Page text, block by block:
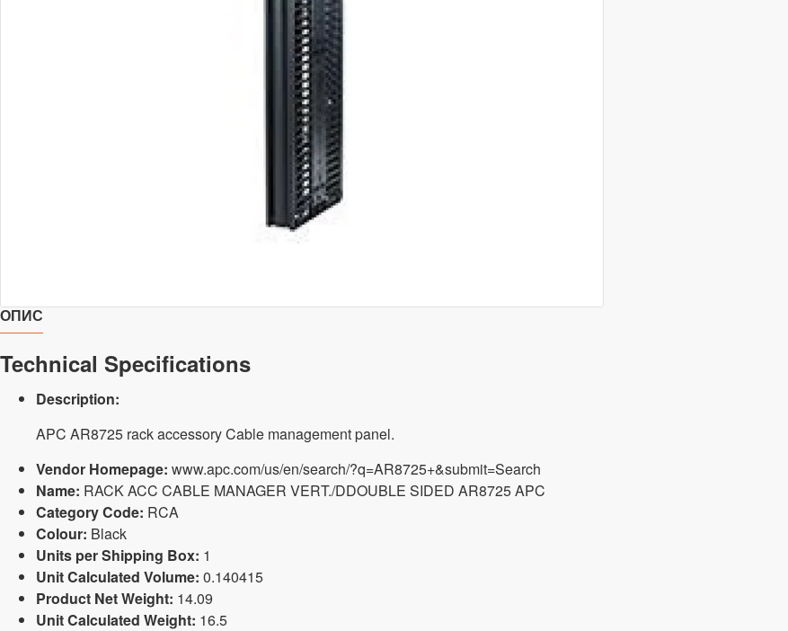
ОПИС
Technical Specifications
Description:
APC AR8725 rack accessory Cable management panel.
Vendor Homepage: www.apc.com/us/en/search/?q=AR8725+&submit=Search
Name: RACK ACC CABLE MANAGER VERT./DDOUBLE SIDED AR8725 APC
Category Code: RCA
Colour: Black
Units per Shipping Box: 1
Unit Calculated Volume: 0.140415
Product Net Weight: 14.09
Unit Calculated Weight: 16.5